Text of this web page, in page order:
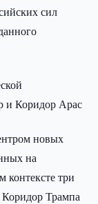
сил
и Коридор Арас
новых
на
контексте три
Трампа